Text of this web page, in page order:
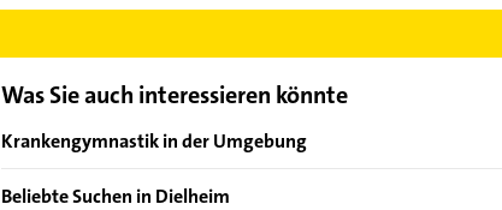
Was Sie auch interessieren könnte
Krankengymnastik in der Umgebung
Wiesloch
Beliebte Suchen in Dielheim